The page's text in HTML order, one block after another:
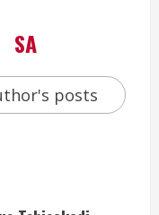
SA
posts